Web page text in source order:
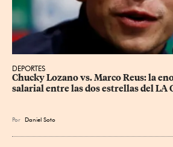
DEPORTES
Chucky Lozano vs. Marco Reus: la
salarial entre las dos estrellas del LA
Por Daniel Soto